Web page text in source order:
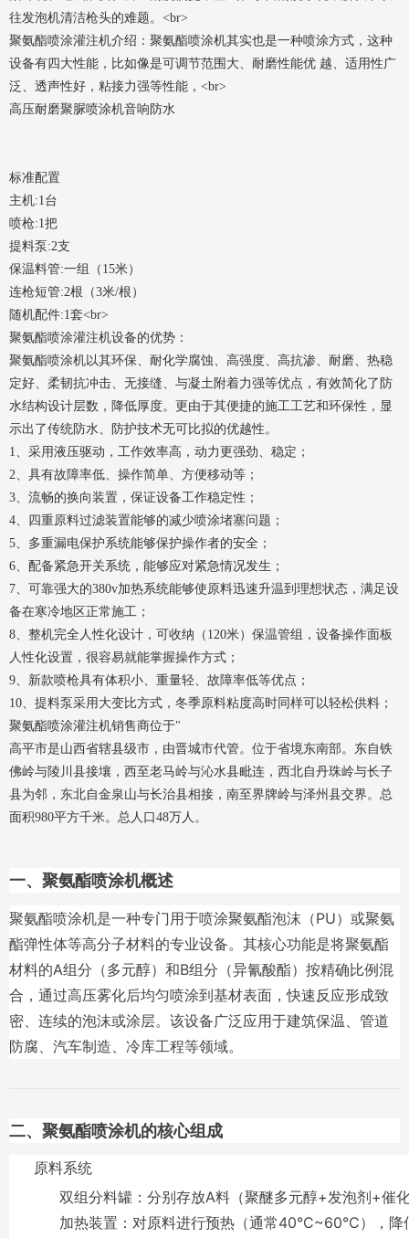
往发泡机清洁枪头的难题。<br>
聚氨酯喷涂灌注机介绍：聚氨酯喷涂机其实也是一种喷涂方式，这种
设备有四大性能，比如像是可调节范围大、耐磨性能优 越、适用性广
泛、透声性好，粘接力强等性能，<br>
高压耐磨聚脲喷涂机音响防水
标准配置
主机:1台
喷枪:1把
提料泵:2支
保温料管:一组（15米）
连枪短管:2根（3米/根）
随机配件:1套<br>
聚氨酯喷涂灌注机设备的优势：
聚氨酯喷涂机以其环保、耐化学腐蚀、高强度、高抗渗、耐磨、热稳
定好、柔韧抗冲击、无接缝、与凝土附着力强等优点，有效简化了防
水结构设计层数，降低厚度。更由于其便捷的施工工艺和环保性，显
示出了传统防水、防护技术无可比拟的优越性。
1、采用液压驱动，工作效率高，动力更强劲、稳定；
2、具有故障率低、操作简单、方便移动等；
3、流畅的换向装置，保证设备工作稳定性；
4、四重原料过滤装置能够的减少喷涂堵塞问题；
5、多重漏电保护系统能够保护操作者的安全；
6、配备紧急开关系统，能够应对紧急情况发生；
7、可靠强大的380v加热系统能够使原料迅速升温到理想状态，满足设
备在寒冷地区正常施工；
8、整机完全人性化设计，可收纳（120米）保温管组，设备操作面板
人性化设置，很容易就能掌握操作方式；
9、新款喷枪具有体积小、重量轻、故障率低等优点；
10、提料泵采用大变比方式，冬季原料粘度高时同样可以轻松供料；
聚氨酯喷涂灌注机销售商位于"
高平市是山西省辖县级市，由晋城市代管。位于省境东南部。东自铁
佛岭与陵川县接壤，西至老马岭与沁水县毗连，西北自丹珠岭与长子
县为邻，东北自金泉山与长治县相接，南至界牌岭与泽州县交界。总
面积980平方千米。总人口48万人。
一、聚氨酯喷涂机概述
聚氨酯喷涂机是一种专门用于喷涂聚氨酯泡沫（PU）或聚氨
酯弹性体等高分子材料的专业设备。其核心功能是将聚氨酯
材料的A组分（多元醇）和B组分（异氰酸酯）按精确比例混
合，通过高压雾化后均匀喷涂到基材表面，快速反应形成致
密、连续的泡沫或涂层。该设备广泛应用于建筑保温、管道
防腐、汽车制造、冷库工程等领域。
二、聚氨酯喷涂机的核心组成
原料系统
双组分料罐：分别存放A料（聚醚多元醇+发泡剂+催
加热装置 ：对原料进行预热（通常40°C~60°C），